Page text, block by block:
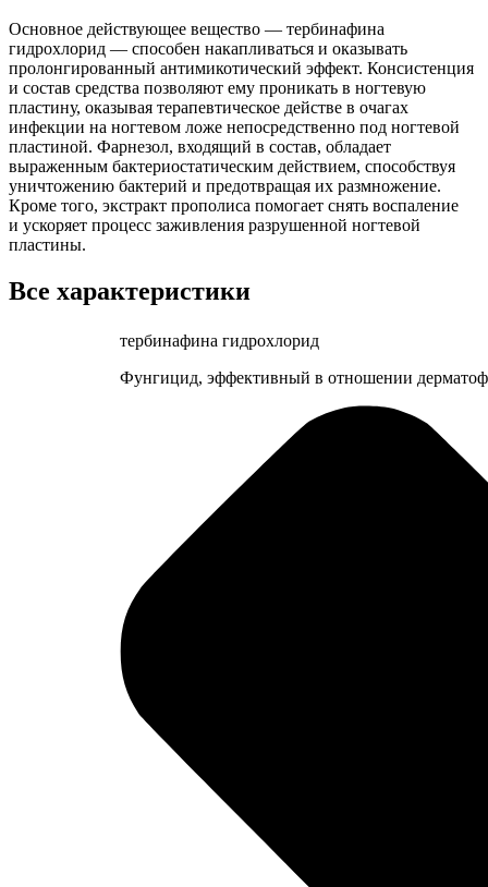
Основное действующее вещество — тербинафина
гидрохлорид — способен накапливаться и оказывать
пролонгированный антимикотический эффект. Консистенция
и состав средства позволяют ему проникать в ногтевую
пластину, оказывая терапевтическое действе в очагах
инфекции на ногтевом ложе непосредственно под ногтевой
пластиной. Фарнезол, входящий в состав, обладает
выраженным бактериостатическим действием, способствуя
уничтожению бактерий и предотвращая их размножение.
Кроме того, экстракт прополиса помогает снять воспаление
и ускоряет процесс заживления разрушенной ногтевой
пластины.
Все характеристики
тербинафина гидрохлорид
Фунгицид, эффективный в отношении